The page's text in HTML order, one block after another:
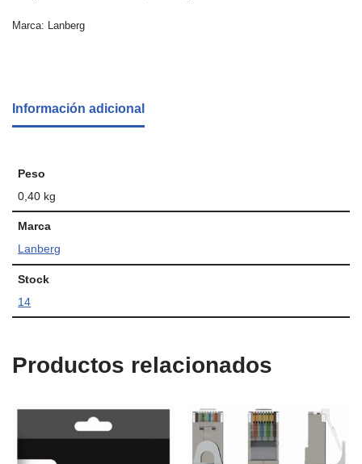
Marca: Lanberg
Información adicional
Peso
0,40 kg
Marca
Lanberg
Stock
14
Productos relacionados